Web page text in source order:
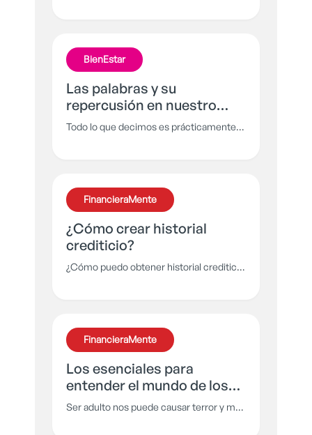
de esta región.
BienEstar
Las palabras y su
repercusión en nuestro
cuerpo
Todo lo que decimos es prácticamente
palabras transforman los cristales de
agua, entonces ¿Cómo nos transforma a
FinancieraMente
¿Cómo crear historial
crediticio?
¿Cómo puedo obtener historial crediticio
FinancieraMente
Los esenciales para
entender el mundo de los
adultos
Ser adulto nos puede causar terror y más